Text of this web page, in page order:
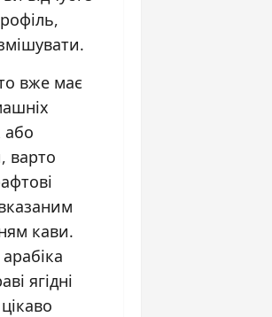
вже має
або
варто
кави.
ягідні